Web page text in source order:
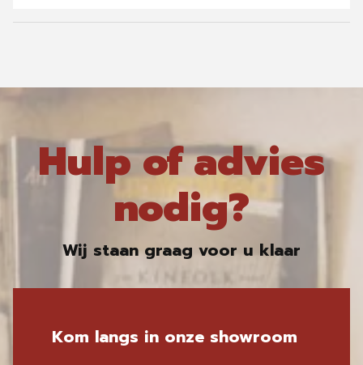
Hulp of advies
nodig?
Wij staan graag voor u klaar
Kom langs in onze showroom